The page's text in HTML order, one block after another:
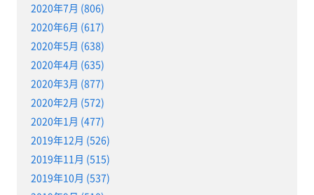
2020年7月 (806)
2020年6月 (617)
2020年5月 (638)
2020年4月 (635)
2020年3月 (877)
2020年2月 (572)
2020年1月 (477)
2019年12月 (526)
2019年11月 (515)
2019年10月 (537)